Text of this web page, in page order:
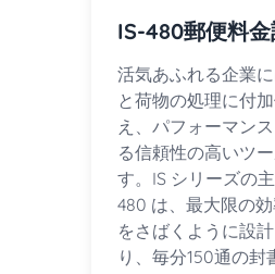
IS-480郵便料
活気あふれる企業
と荷物の処理に付
え、パフォーマン
る信頼性の高いツ
す。IS シリーズの
480 は、最大限の
をさばくように設
り、毎分150通の封